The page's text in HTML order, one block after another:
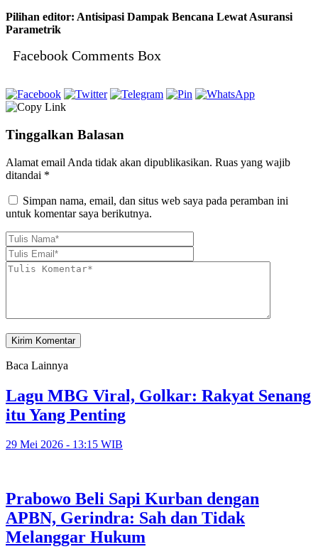
Pilihan editor: Antisipasi Dampak Bencana Lewat Asuransi
Parametrik
Facebook Comments Box
Tinggalkan Balasan
Alamat email Anda tidak akan dipublikasikan. Ruas yang wajib
ditandai *
Simpan nama, email, dan situs web saya pada peramban ini
untuk komentar saya berikutnya.
Baca Lainnya
Lagu MBG Viral, Golkar: Rakyat Senang
itu Yang Penting
29 Mei 2026 - 13:15 WIB
Prabowo Beli Sapi Kurban dengan
APBN, Gerindra: Sah dan Tidak
Melanggar Hukum